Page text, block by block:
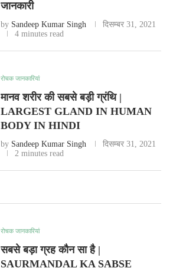
जानकारी
by Sandeep Kumar Singh
दिसम्बर 31, 2021
4 minutes read
रोचक जानकारियां
मानव शरीर की सबसे बड़ी ग्रंथि |
LARGEST GLAND IN HUMAN
BODY IN HINDI
by Sandeep Kumar Singh
दिसम्बर 31, 2021
2 minutes read
रोचक जानकारियां
सबसे बड़ा ग्रह कौन सा है |
SAURMANDAL KA SABSE